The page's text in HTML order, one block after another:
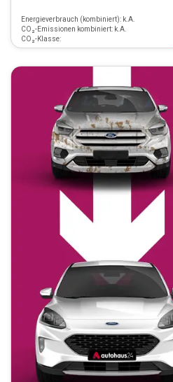
Energieverbrauch (kombiniert): k.A.
CO₂-Emissionen kombiniert: k.A.
CO₂-Klasse: